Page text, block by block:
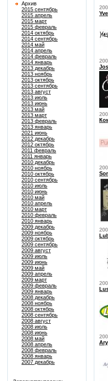
Архив
2015 сентябрь
2015 апрель
2015 март
2015 февраль
2014 октябрь
2014 сентябрь
2014 май
2014 апрель
2014 февраль
2014 январь
2013 декабрь
2013 ноябрь
2013 октябрь
2013 сентябрь
2013 август
2013 июль
2013 июнь
2013 май
2013 март
2013 февраль
2013 январь
2021 июнь
2012 декабрь
2012 октябрь
2011 февраль
2011 январь
2010 декабрь
2010 ноябрь
2010 октябрь
2010 сентябрь
2010 июль
2010 июнь
2010 май
2010 апрель
2010 март
2010 февраль
2010 январь
2009 декабрь
2009 ноябрь
2009 октябрь
2009 сентябрь
2009 август
2009 июль
2009 июнь
2009 май
2009 апрель
2009 март
2009 февраль
2009 январь
2008 декабрь
2008 ноябрь
2008 октябрь
2008 сентябрь
2008 август
2008 июль
2008 июнь
2008 май
2008 апрель
2008 февраль
2008 январь
2007 декабрь